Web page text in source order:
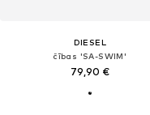
DIESEL
čības 'SA-SWIM'
79,90 €